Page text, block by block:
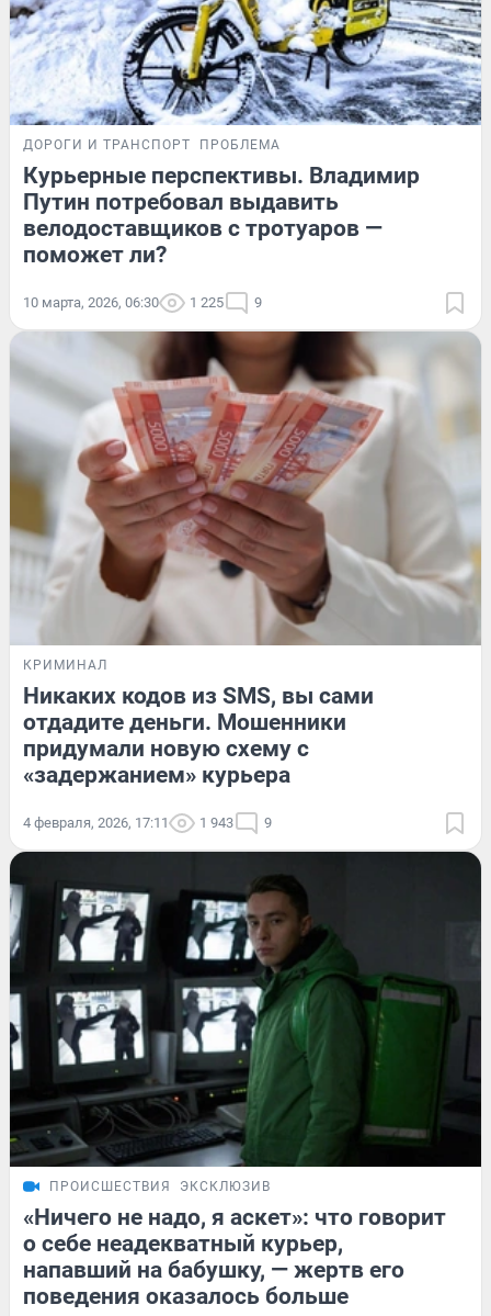
ДОРОГИ И ТРАНСПОРТ ПРОБЛЕМА
Курьерные перспективы. Владимир
Путин потребовал выдавить
велодоставщиков с тротуаров —
поможет ли?
10 марта, 2026, 06:30 1 225 9
КРИМИНАЛ
Никаких кодов из SMS, вы сами
отдадите деньги. Мошенники
придумали новую схему с
«задержанием» курьера
4 февраля, 2026, 17:11 1 943 9
ПРОИСШЕСТВИЯ ЭКСКЛЮЗИВ
«Ничего не надо, я аскет»: что говорит
о себе неадекватный курьер,
напавший на бабушку, — жертв его
поведения оказалось больше